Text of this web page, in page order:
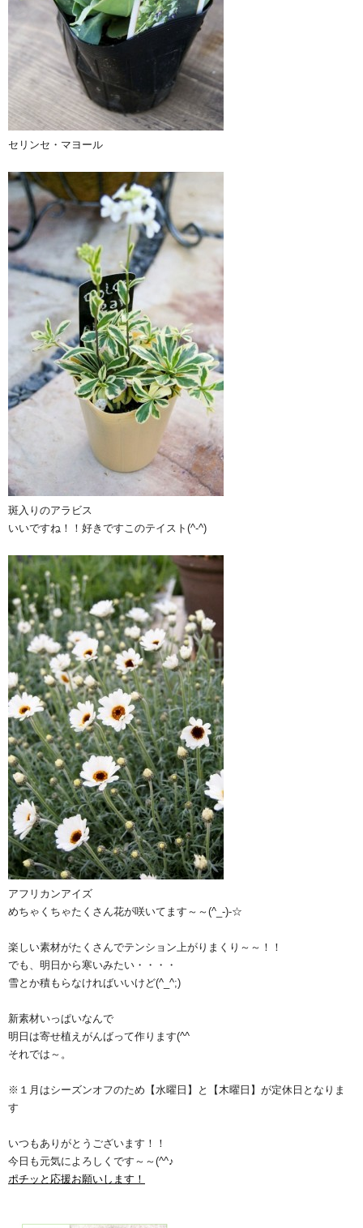
セリンセ・マヨール
斑入りのアラビス
いいですね！！好きですこのテイスト(^-^)
アフリカンアイズ
めちゃくちゃたくさん花が咲いてます～～(^_-)-☆
楽しい素材がたくさんでテンション上がりまくり～～！！
でも、明日から寒いみたい・・・・
雪とか積もらなければいいけど(^_^;)
新素材いっぱいなんで
明日は寄せ植えがんばって作ります(^^ゞ
それでは～。
※１月はシーズンオフのため【水曜日】と【木曜日】が定休日となりま
す
いつもありがとうございます！！
今日も元気によろしくです～～(^^♪
ポチッと応援お願いします！